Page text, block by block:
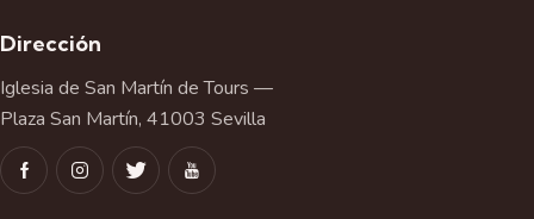
Dirección
Iglesia de San Martín de Tours —
Plaza San Martín, 41003 Sevilla